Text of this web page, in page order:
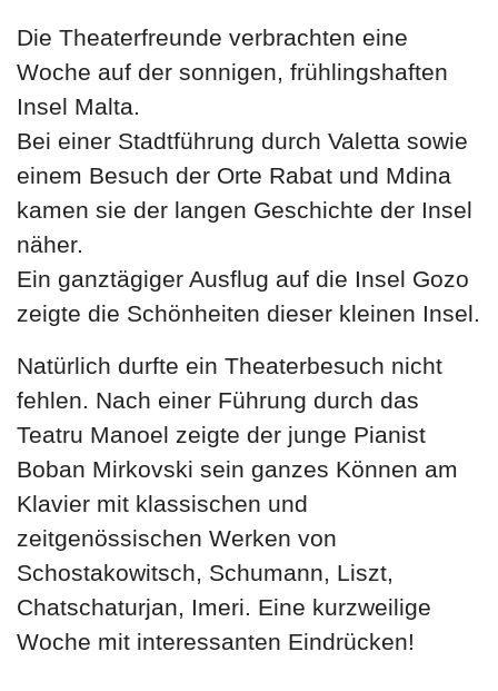
Die Theaterfreunde verbrachten eine
Woche auf der sonnigen, frühlingshaften
Insel Malta.
Bei einer Stadtführung durch Valetta sowie
einem Besuch der Orte Rabat und Mdina
kamen sie der langen Geschichte der Insel
näher.
Ein ganztägiger Ausflug auf die Insel Gozo
zeigte die Schönheiten dieser kleinen Insel.
Natürlich durfte ein Theaterbesuch nicht
fehlen. Nach einer Führung durch das
Teatru Manoel zeigte der junge Pianist
Boban Mirkovski sein ganzes Können am
Klavier mit klassischen und
zeitgenössischen Werken von
Schostakowitsch, Schumann, Liszt,
Chatschaturjan, Imeri. Eine kurzweilige
Woche mit interessanten Eindrücken!